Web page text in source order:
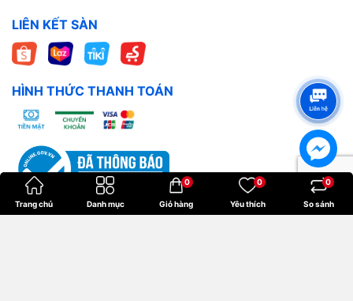
LIÊN KẾT SÀN
HÌNH THỨC THANH TOÁN
Trang chủ Danh mục Giỏ hàng
0
Yêu thích
0
So sánh
0